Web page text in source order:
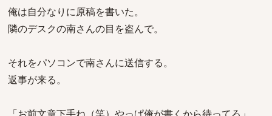
俺は自分なりに原稿を書いた。
隣のデスクの南さんの目を盗んで。
それをパソコンで南さんに送信する。
返事が来る。